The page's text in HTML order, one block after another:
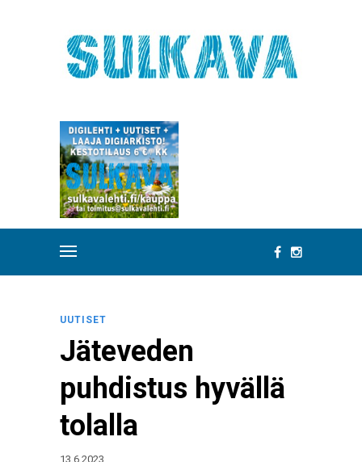
UUTISET
Jäteveden
puhdistus hyvällä
tolalla
13.6.2023